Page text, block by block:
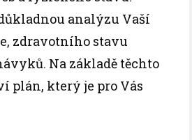
analýzu Vaší
zdravotního stavu
Na základě těchto
plán, který je pro Vás